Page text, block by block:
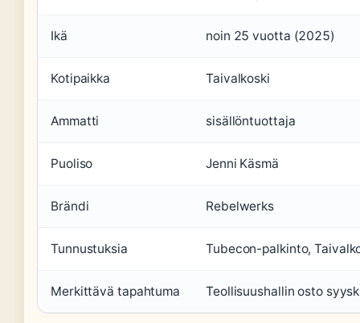
Ikä noin 25 vuotta (2025)
Kotipaikka Taivalkoski
Ammatti sisällöntuottaja
Puoliso Jenni Käsmä
Brändi Rebelwerks
Tunnustuksia Tubecon-palkinto,
Merkittävä tapahtuma Teollisuushallin osto